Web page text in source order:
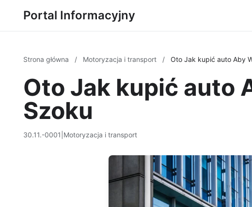
Portal Informacyjny
Strona główna / Motoryzacja i transport / Oto Jak kupić auto Aby
Oto Jak kupić auto
Szoku
30.11.-0001 Motoryzacja i transport